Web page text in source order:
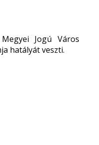
Jogú Város
hatályát veszti.